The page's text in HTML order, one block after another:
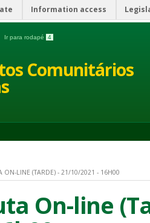
Information access
Ir para rodapé 4
Comunitários
ON-LINE (TARDE) - 21/10/2021 - 16H00
On-line